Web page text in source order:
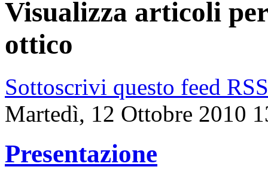
Visualizza articoli
ottico
Sottoscrivi questo feed RSS
Martedì, 12 Ottobre 2010
Presentazione